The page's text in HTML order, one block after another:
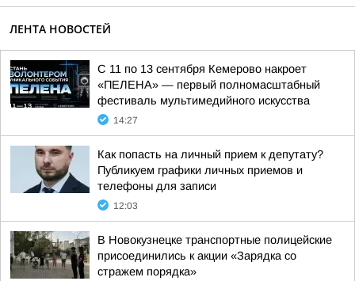
ЛЕНТА НОВОСТЕЙ
С 11 по 13 сентября Кемерово накроет
«ПЕЛЕНА» — первый полномасштабный
фестиваль мультимедийного искусства
14:27
Как попасть на личный прием к депутату?
Публикуем графики личных приемов и
телефоны для записи
12:03
В Новокузнецке транспортные полицейские
присоединились к акции «Зарядка со
стражем порядка»